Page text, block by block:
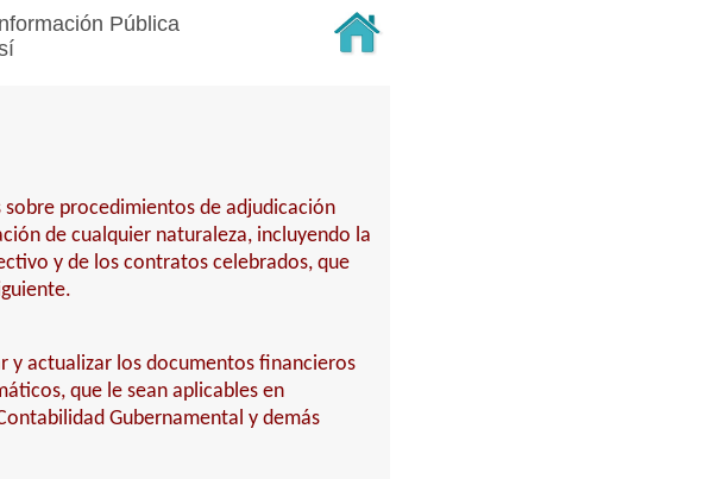
Pública
procedimientos de adjudicación
de cualquier naturaleza, incluyendo la
y de los contratos celebrados, que
y actualizar los documentos financieros
que le sean aplicables en
Gubernamental y demás